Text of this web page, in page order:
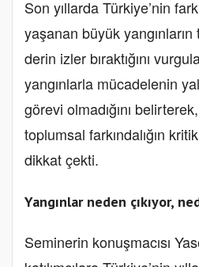
Son yıllarda Türkiye’nin
yaşanan büyük yangınların
derin izler bıraktığını
yangınlarla mücadelenin
görevi olmadığını
toplumsal farkındalığın
dikkat çekti.
Yangınlar neden çıkıyor,
Seminerin konuşmacısı